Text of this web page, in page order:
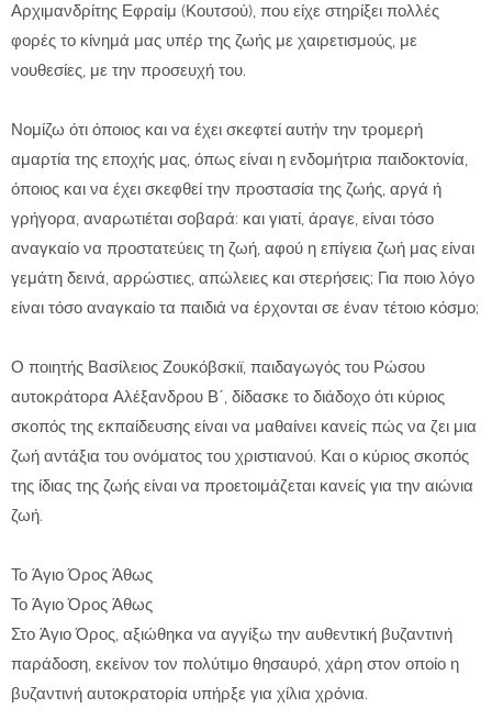
Αρχιμανδρίτης Εφραίμ (Κουτσού), που είχε στηρίξει πολλές
φορές το κίνημά μας υπέρ της ζωής με χαιρετισμούς, με
νουθεσίες, με την προσευχή του.
Νομίζω ότι όποιος και να έχει σκεφτεί αυτήν την τρομερή
αμαρτία της εποχής μας, όπως είναι η ενδομήτρια παιδοκτονία,
όποιος και να έχει σκεφθεί την προστασία της ζωής, αργά ή
γρήγορα, αναρωτιέται σοβαρά: και γιατί, άραγε, είναι τόσο
αναγκαίο να προστατεύεις τη ζωή, αφού η επίγεια ζωή μας είναι
γεμάτη δεινά, αρρώστιες, απώλειες και στερήσεις; Για ποιο λόγο
είναι τόσο αναγκαίο τα παιδιά να έρχονται σε έναν τέτοιο κόσμο;
Ο ποιητής Βασίλειος Ζουκόβσκιϊ, παιδαγωγός του Ρώσου
αυτοκράτορα Αλέξανδρου Β΄, δίδασκε το διάδοχο ότι κύριος
σκοπός της εκπαίδευσης είναι να μαθαίνει κανείς πώς να ζει μια
ζωή αντάξια του ονόματος του χριστιανού. Και ο κύριος σκοπός
της ίδιας της ζωής είναι να προετοιμάζεται κανείς για την αιώνια
ζωή.
Το Άγιο Όρος Άθως
Το Άγιο Όρος Άθως
Στο Άγιο Όρος, αξιώθηκα να αγγίξω την αυθεντική βυζαντινή
παράδοση, εκείνον τον πολύτιμο θησαυρό, χάρη στον οποίο η
βυζαντινή αυτοκρατορία υπήρξε για χίλια χρόνια.